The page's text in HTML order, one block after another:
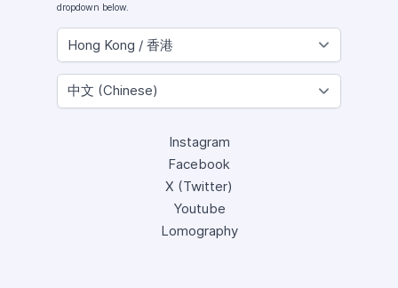
dropdown below.
Instagram
Facebook
X (Twitter)
Youtube
Lomography